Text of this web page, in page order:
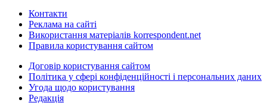
Контакти
Реклама на сайті
Використання матеріалів korrespondent.net
Правила користування сайтом
Договір користування сайтом
Політика у сфері конфіденційності і персональних даних
Угода щодо користування
Редакція